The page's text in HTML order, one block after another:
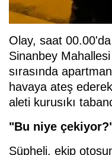
Olay, saat
Sinanbey
sırasında
havaya ateş
aleti kurusıkı
"Bu niye
Şüpheli, ekip